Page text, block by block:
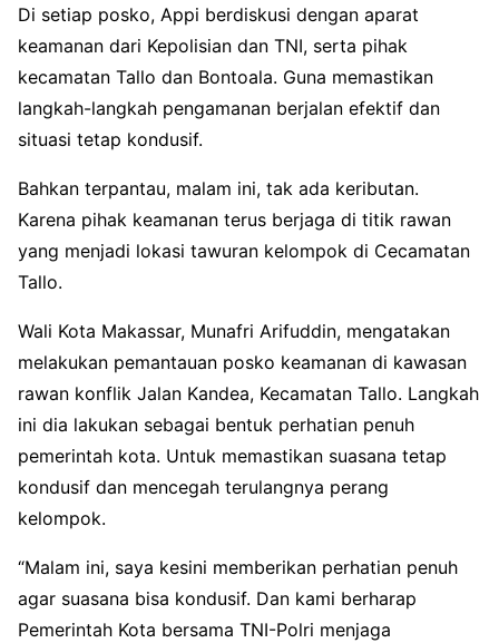
Di setiap posko, Appi berdiskusi dengan aparat
keamanan dari Kepolisian dan TNI, serta pihak
kecamatan Tallo dan Bontoala. Guna memastikan
langkah-langkah pengamanan berjalan efektif dan
situasi tetap kondusif.
Bahkan terpantau, malam ini, tak ada keributan.
Karena pihak keamanan terus berjaga di titik rawan
yang menjadi lokasi tawuran kelompok di Cecamatan
Tallo.
Wali Kota Makassar, Munafri Arifuddin, mengatakan
melakukan pemantauan posko keamanan di kawasan
rawan konflik Jalan Kandea, Kecamatan Tallo. Langkah
ini dia lakukan sebagai bentuk perhatian penuh
pemerintah kota. Untuk memastikan suasana tetap
kondusif dan mencegah terulangnya perang
kelompok.
“Malam ini, saya kesini memberikan perhatian penuh
agar suasana bisa kondusif. Dan kami berharap
Pemerintah Kota bersama TNI-Polri menjaga